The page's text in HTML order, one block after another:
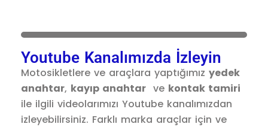
Youtube Kanalımızda İzleyin
Motosikletlere ve araçlara yaptığımız yedek
anahtar, kayıp anahtar ve kontak tamiri
ile ilgili videolarımızı Youtube kanalımızdan
izleyebilirsiniz. Farklı marka araçlar için ve